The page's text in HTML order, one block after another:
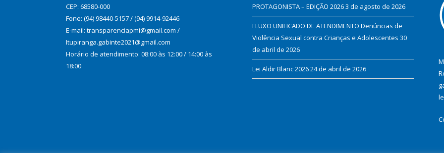
CEP: 68580-000
Fone: (94) 98440-5157 / (94) 9914-92446
E-mail: transparenciapmi@gmail.com /
Itupiranga.gabinte2021@gmail.com
Horário de atendimento: 08:00 às 12:00 / 14:00 às
18:00
PROTAGONISTA – EDIÇÃO 20263 de agosto de 2026
FLUXO UNIFICADO DE ATENDIMENTO Denúncias de
Violência Sexual contra Crianças e Adolescentes 30
de abril de 2026
Lei Aldir Blanc 202624 de abril de 2026